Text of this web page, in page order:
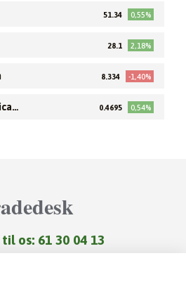
0,55%
51.34
2,18%
28.1
-1,40%
8.334
0,54%
0.4695
os: 61 30 04 13